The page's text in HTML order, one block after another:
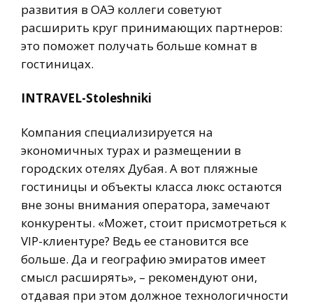
развития в ОАЭ коллеги советуют
расширить круг принимающих партнеров:
это поможет получать больше комнат в
гостиницах.
INTRAVEL-Stoleshniki
Компания специализируется на
экономичных турах и размещении в
городских отелях Дубая. А вот пляжные
гостиницы и объекты класса люкс остаются
вне зоны внимания оператора, замечают
конкуренты. «Может, стоит присмотреться к
VIP-клиентуре? Ведь ее становится все
больше. Да и географию эмиратов имеет
смысл расширять», – рекомендуют они,
отдавая при этом должное технологичности